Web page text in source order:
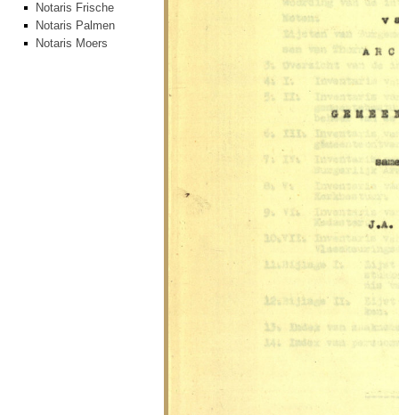
Notaris Frische
Notaris Palmen
Notaris Moers